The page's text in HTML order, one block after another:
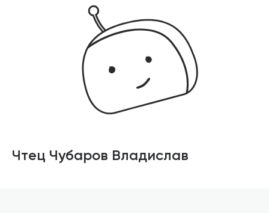
Чтец Чубаров Владислав